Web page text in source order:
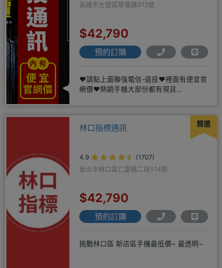
高雄市左營區華夏路913號
$42,790
預約訂購
❤️請點上面聯強電信-遠技❤️裡面有便宜官
網價❤️熱銷手機大部份都有現貨
精選
林口指標通訊
4.9
(1707)
新北市林口區仁愛路二段514號
$42,790
預約訂購
挑戰林口區 新店區手機最低價~ 最透明~